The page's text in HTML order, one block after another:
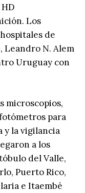
Los
de
Leandro N. Alem
Uruguay con
microscopios,
para
y la vigilancia
a los
del Valle,
Puerto Rico,
e Itaembé